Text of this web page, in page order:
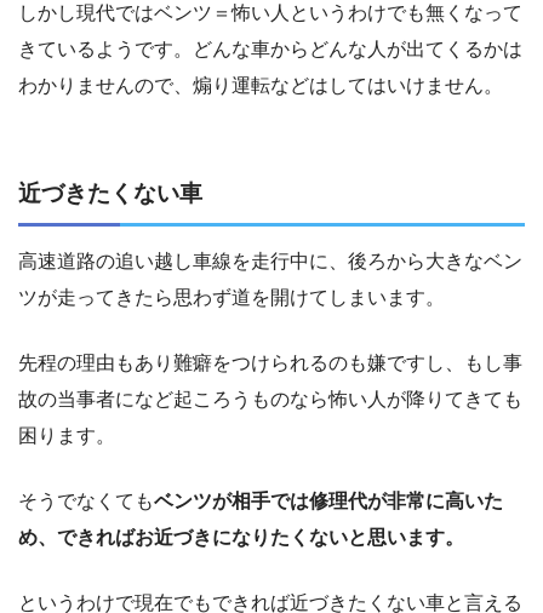
しかし現代ではベンツ＝怖い人というわけでも無くなって
きているようです。どんな車からどんな人が出てくるかは
わかりませんので、煽り運転などはしてはいけません。
近づきたくない車
高速道路の追い越し車線を走行中に、後ろから大きなベン
ツが走ってきたら思わず道を開けてしまいます。
先程の理由もあり難癖をつけられるのも嫌ですし、もし事
故の当事者になど起ころうものなら怖い人が降りてきても
困ります。
そうでなくてもベンツが相手では修理代が非常に高いた
め、できればお近づきになりたくないと思います。
というわけで現在でもできれば近づきたくない車と言える